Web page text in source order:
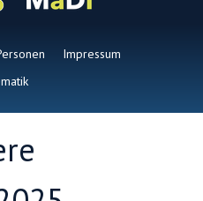
Impressum